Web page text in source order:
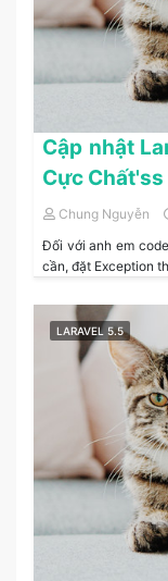
Cập nhật
Cực Chất'ss
Chung Nguyễn
Đối với anh em
cần, đặt Exception
LARAVEL 5.5